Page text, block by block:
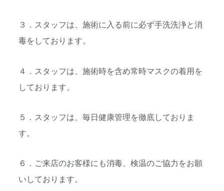
３．スタッフは、 施術に入る前に必ず手洗洗浄と消
毒をしております。
４．スタッフは、施術時を含め常時マスクの着用を
しております。
５．スタッフは、毎日健康管理を徹底しておりま
す。
６．ご来店のお客様にも消毒、 検温のご協力をお願
いしております。